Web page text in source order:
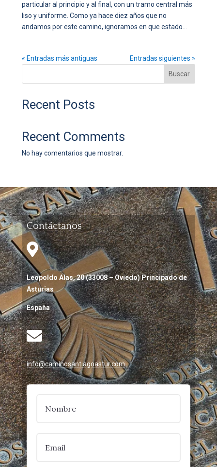
particular al principio y al final, con un tramo central más
liso y uniforme. Como ya hace diez años que no
andamos por este camino, ignoramos en que estado...
« Entradas más antiguas
Entradas siguientes »
Buscar
Recent Posts
Recent Comments
No hay comentarios que mostrar.
Contáctanos

Leopoldo Alas, 20 (33008 – Oviedo) Principado de
Asturias
España

info@caminosantiagoastur.com